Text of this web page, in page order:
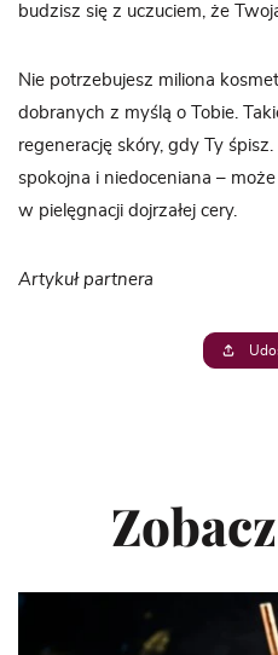
budzisz się z uczuciem, że
Nie potrzebujesz miliona
dobranych z myślą o Tobie.
regenerację skóry, gdy Ty śpisz.
spokojna i niedoceniana –
w pielęgnacji dojrzałej cery.
Artykuł partnera